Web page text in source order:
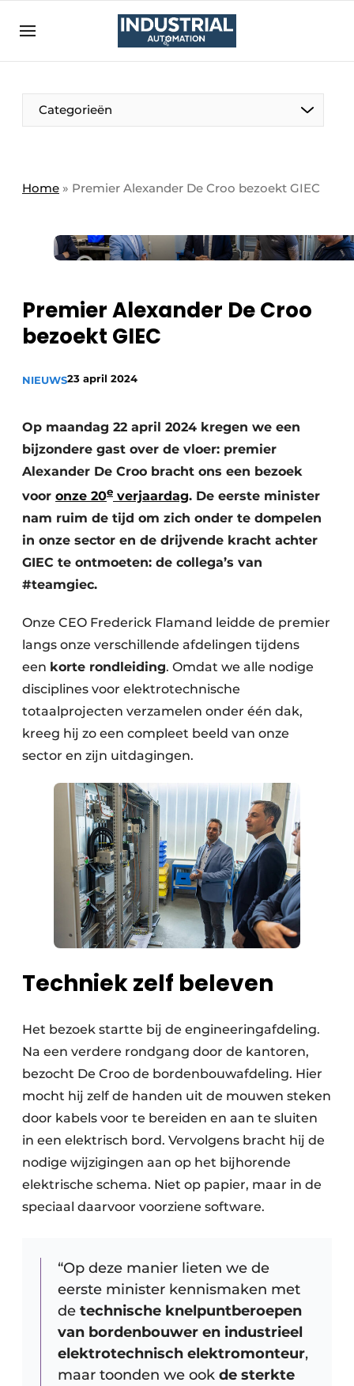
Aanmelden
Bedrijven
Bedrijven
Direct contact
Evenement aanmelden
Home
Nieuwsbrief
Podcasts
Privacy / Cookie statement
Vacatures
Video’s
Categorieën
Home » Premier Alexander De Croo bezoekt GIEC
Premier Alexander De Croo
bezoekt GIEC
NIEUWS23 april 2024
Op maandag 22 april 2024 kregen we een
bijzondere gast over de vloer: premier
Alexander De Croo bracht ons een bezoek
voor onze 20e verjaardag. De eerste minister
nam ruim de tijd om zich onder te dompelen
in onze sector en de drijvende kracht achter
GIEC te ontmoeten: de collega’s van
#teamgiec.
Onze CEO Frederick Flamand leidde de premier
langs onze verschillende afdelingen tijdens
een korte rondleiding. Omdat we alle nodige
disciplines voor elektrotechnische
totaalprojecten verzamelen onder één dak,
kreeg hij zo een compleet beeld van onze
sector en zijn uitdagingen.
Techniek zelf beleven
Het bezoek startte bij de engineeringafdeling.
Na een verdere rondgang door de kantoren,
bezocht De Croo de bordenbouwafdeling. Hier
mocht hij zelf de handen uit de mouwen steken
door kabels voor te bereiden en aan te sluiten
in een elektrisch bord. Vervolgens bracht hij de
nodige wijzigingen aan op het bijhorende
elektrische schema. Niet op papier, maar in de
speciaal daarvoor voorziene software.
“Op deze manier lieten we de
eerste minister kennismaken met
de technische knelpuntberoepen
van bordenbouwer en industrieel
elektrotechnisch elektromonteur,
maar toonden we ook de sterkte